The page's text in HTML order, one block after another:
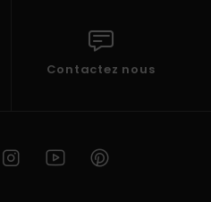
Contactez nous